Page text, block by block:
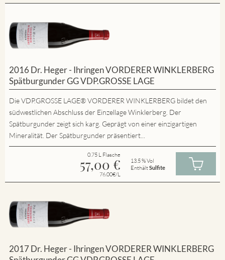
2016 Dr. Heger - Ihringen VORDERER WINKLERBERG
Spätburgunder GG VDP.GROSSE LAGE
Die VDP.GROSSE LAGE® VORDERER WINKLERBERG bildet den
südwestlichen Abschluss der Einzellage Winklerberg. Der
Spätburgunder zeigt sich karg. Geprägt von einer einzigartigen
Mineralität. Der Spätburgunder präsentiert...
0.75 L Flasche
57,00 €
76.00€/L
13.5 % Vol
EnthältSulfite
2017 Dr. Heger - Ihringen VORDERER WINKLERBERG